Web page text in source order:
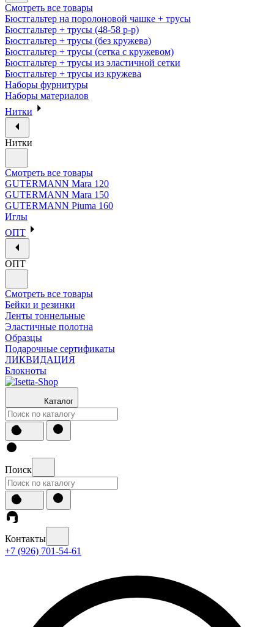
Смотреть все товары
Бюстгальтер на поролоновой чашке + трусы
Бюстгальтер + трусы (48-58 р-р)
Бюстгальтер + трусы (без кружева)
Бюстгальтер + трусы (сетка с кружевом)
Бюстгальтер + трусы из эластичной сетки
Бюстгальтер + трусы из кружева
Наборы фурнитуры
Наборы материалов
Нитки
Нитки
Смотреть все товары
GUTERMANN Mara 120
GUTERMANN Mara 150
GUTERMANN Piuma 160
Иглы
ОПТ
ОПТ
Смотреть все товары
Бейки и резинки
Ленты тоннельные
Эластичные полотна
Образцы
Подарочные сертификаты
ЛИКВИДАЦИЯ
Блокноты
Каталог
Поиск
Контакты
+7 (926) 701-54-61